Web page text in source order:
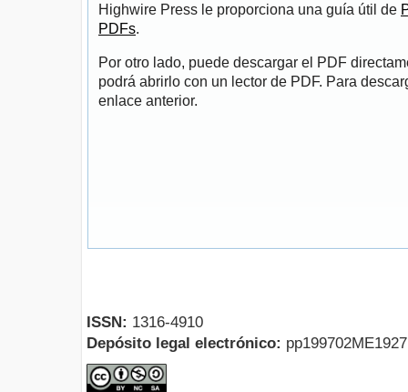
Highwire Press le proporciona una guía útil de
PDFs.
Por otro lado, puede descargar el PDF
podrá abrirlo con un lector de PDF. Para
enlace anterior.
ISSN: 1316-4910
Depósito legal electrónico: